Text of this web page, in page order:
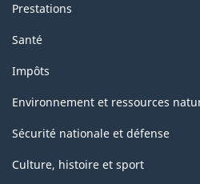
Prestations
Santé
Impôts
Environnement et ressources
Sécurité nationale et défense
Culture, histoire et sport